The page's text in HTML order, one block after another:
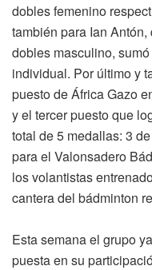
dobles femenino
también para Ian
dobles masculino,
individual. Por último y
puesto de África Gazo
y el tercer puesto que
total de 5 medallas: 3
para el Valonsadero
los volantistas
cantera del bádminton
Esta semana el grupo
puesta en su